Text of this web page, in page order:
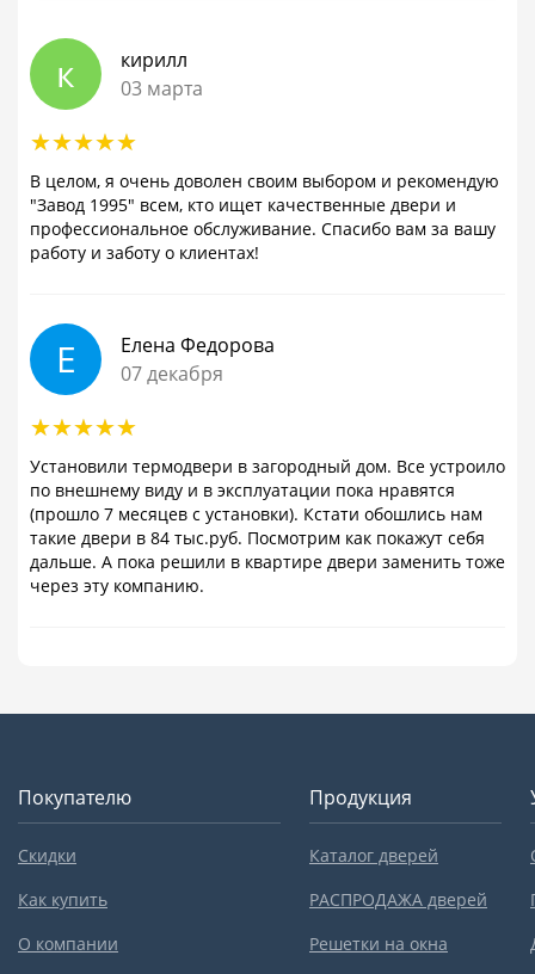
к
кирилл
03 марта
В целом, я очень доволен своим выбором и рекомендую
"Завод 1995" всем, кто ищет качественные двери и
профессиональное обслуживание. Спасибо вам за вашу
работу и заботу о клиентах!
Е
Елена Федорова
07 декабря
Установили термодвери в загородный дом. Все устроило
по внешнему виду и в эксплуатации пока нравятся
(прошло 7 месяцев с установки). Кстати обошлись нам
такие двери в 84 тыс.руб. Посмотрим как покажут себя
дальше. А пока решили в квартире двери заменить тоже
через эту компанию.
Покупателю
Скидки
Как купить
О компании
Продукция
Каталог дверей
РАСПРОДАЖА дверей
Решетки на окна